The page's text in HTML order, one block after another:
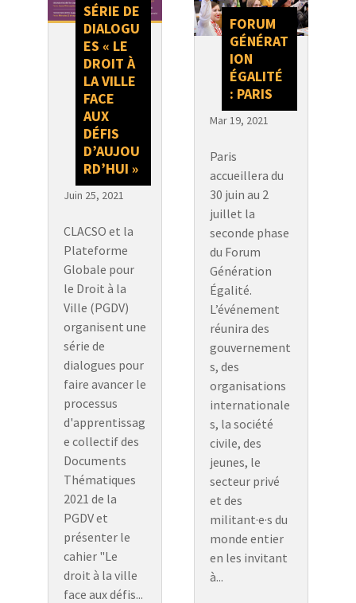
SÉRIE DE
DIALOGU
ES « LE
DROIT À
LA VILLE
FACE
AUX
DÉFIS
D’AUJOU
RD’HUI »
Juin 25, 2021
CLACSO et la
Plateforme
Globale pour
le Droit à la
Ville (PGDV)
organisent une
série de
dialogues pour
faire avancer le
processus
d'apprentissag
e collectif des
Documents
Thématiques
2021 de la
PGDV et
présenter le
cahier "Le
droit à la ville
face aux défis...
FORUM
GÉNÉRAT
ION
ÉGALITÉ
: PARIS
Mar 19, 2021
Paris
accueillera du
30 juin au 2
juillet la
seconde phase
du Forum
Génération
Égalité.
L’événement
réunira des
gouvernement
s, des
organisations
internationale
s, la société
civile, des
jeunes, le
secteur privé
et des
militant·e·s du
monde entier
en les invitant
à...